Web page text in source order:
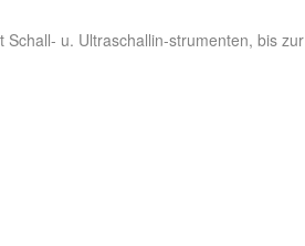
u. Ultraschallin-strumenten, bis zur